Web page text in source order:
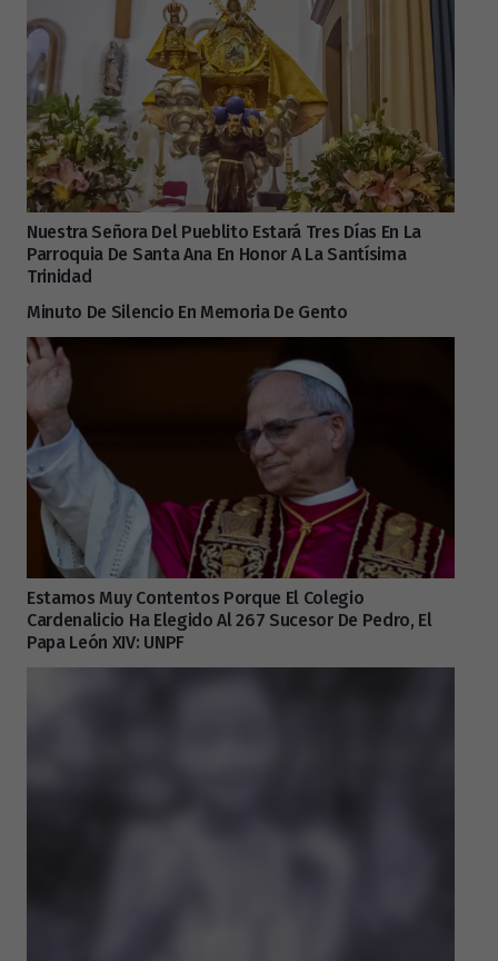
Nuestra Señora Del Pueblito Estará Tres Días En La
Parroquia De Santa Ana En Honor A La Santísima
Trinidad
Minuto De Silencio En Memoria De Gento
Estamos Muy Contentos Porque El Colegio
Cardenalicio Ha Elegido Al 267 Sucesor De Pedro, El
Papa León XIV: UNPF